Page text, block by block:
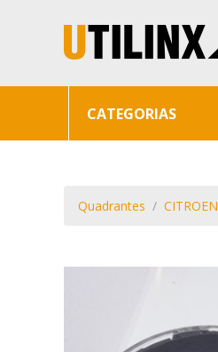
CATEGORIAS
Quadrantes CITROEN